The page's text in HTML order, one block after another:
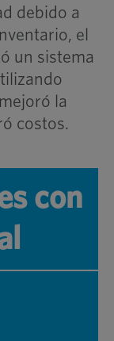
debido a
el
un sistema
la
costos.
con